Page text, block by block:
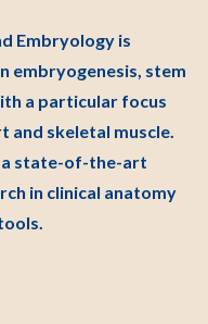
Embryology is
embryogenesis, stem
a particular focus
and skeletal muscle.
a state-of-the-art
in clinical anatomy